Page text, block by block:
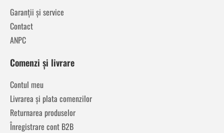
Garanții și service
Contact
ANPC
Comenzi și livrare
Contul meu
Livrarea și plata comenzilor
Returnarea produselor
Înregistrare cont B2B